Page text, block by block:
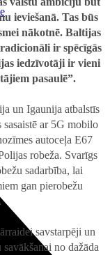
ieviešanā. Tas būs
nākotnē. Baltijas
ir spēcīgās
iedzīvotāji ir vieni
pasaulē”.
un Igaunija atbalstīs
ar 5G mobilo
autoceļa E67
robeža. Svarīgs
sadarbība, lai
gan pierobežu
savstarpēji un
no dažāda